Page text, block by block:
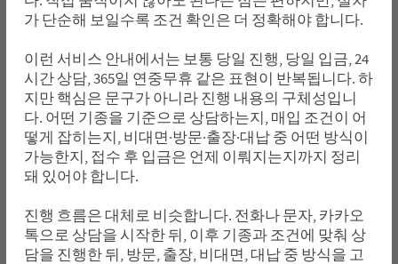
가 단순해 보일수록 조건 확인은 더 정확해야 합니다.
이런 서비스 안내에서는 보통 당일 진행, 당일 입금, 24
시간 상담, 365일 연중무휴 같은 표현이 반복됩니다. 하
지만 핵심은 문구가 아니라 진행 내용의 구체성입니
다. 어떤 기종을 기준으로 상담하는지, 매입 조건이 어
떻게 잡히는지, 비대면·방문·출장·대납 중 어떤 방식이
가능한지, 접수 후 입금은 언제 이뤄지는지까지 정리
돼 있어야 합니다.
진행 흐름은 대체로 비슷합니다. 전화나 문자, 카카오
톡으로 상담을 시작한 뒤, 이후 기종과 조건에 맞춰 상
담을 진행한 뒤, 방문, 출장, 비대면, 대납 중 방식을 고